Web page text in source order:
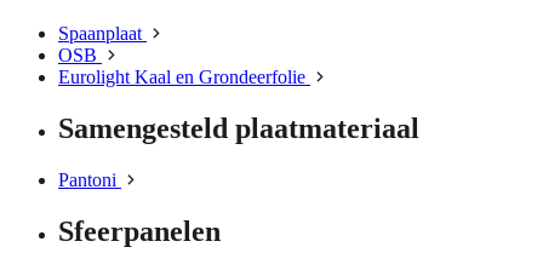
Spaanplaat
OSB
Eurolight Kaal en Grondeerfolie
Samengesteld plaatmateriaal
Pantoni
Sfeerpanelen